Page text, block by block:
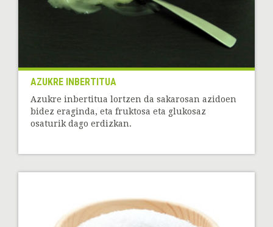
AZUKRE INBERTITUA
Azukre inbertitua lortzen da sakarosan azidoen
bidez eraginda, eta fruktosa eta glukosaz
osaturik dago erdizkan.